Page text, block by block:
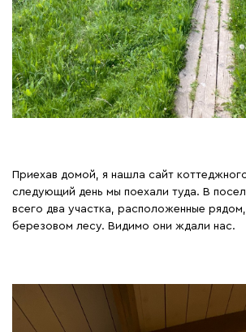
Приехав домой, я нашла сайт
следующий день мы поехали туда. В
всего два участка, расположенные
березовом лесу. Видимо они ждали нас.